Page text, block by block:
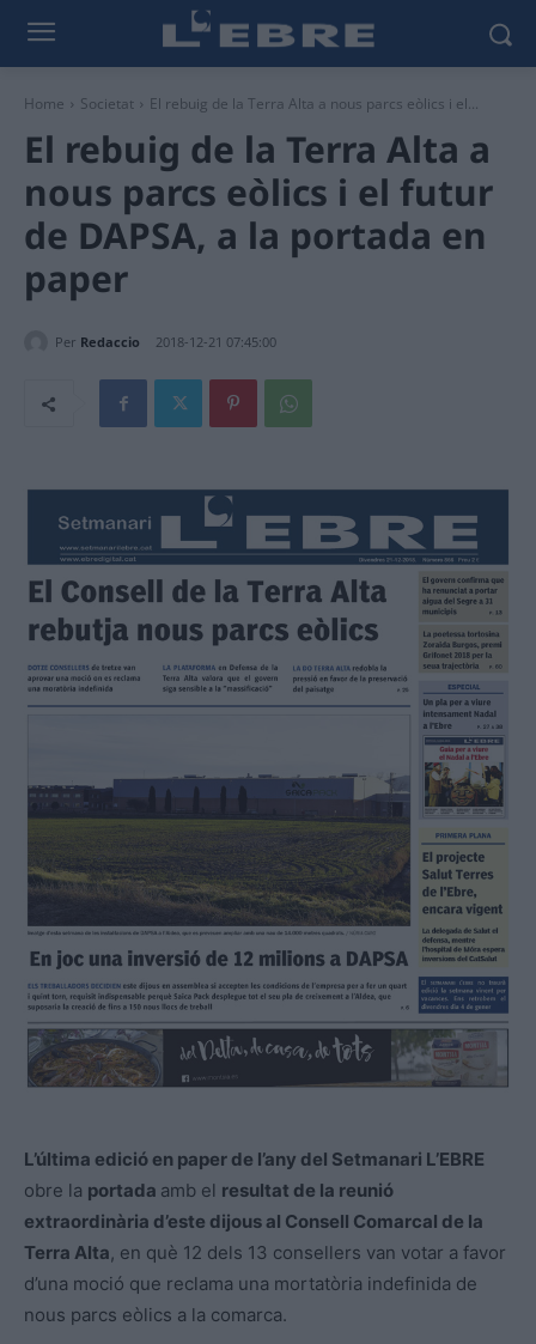
Home Societat El rebuig de la Terra Alta a nous parcs eòlics i el...
El rebuig de la Terra Alta a
nous parcs eòlics i el futur
de DAPSA, a la portada en
paper
Per Redaccio 2018-12-21 07:45:00
L’última edició en paper de l’any del Setmanari L’EBRE
obre la portada amb el resultat de la reunió
extraordinària d’este dijous al Consell Comarcal de la
Terra Alta, en què 12 dels 13 consellers van votar a favor
d’una moció que reclama una mortatòria indefinida de
nous parcs eòlics a la comarca.